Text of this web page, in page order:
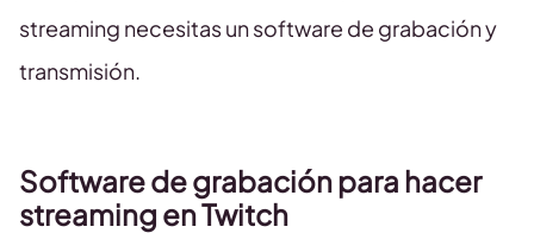
streaming necesitas un software de grabación y
transmisión.
Software de grabación para hacer
streaming en Twitch